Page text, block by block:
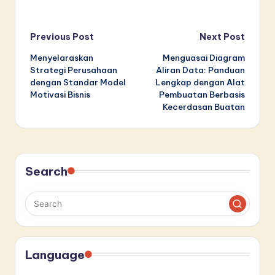
Post
navigation
Previous Post
Menyelaraskan
Strategi Perusahaan
dengan Standar Model
Motivasi Bisnis
Next Post
Menguasai Diagram
Aliran Data: Panduan
Lengkap dengan Alat
Pembuatan Berbasis
Kecerdasan Buatan
Search
Language